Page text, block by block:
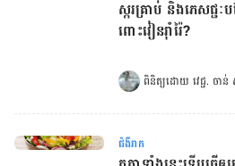
ស្ករគ្រាប់ និងភេសជ្ជ
ពោះវៀនរ៉ាំរ៉ៃ?​​​​​​​​​​​​​​​​​​​​​​​​​​​​​​​​​​
ពិនិត្យដោយ វេជ្ជ. ច
ជំងឺរាក